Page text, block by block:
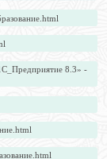
8.3» -